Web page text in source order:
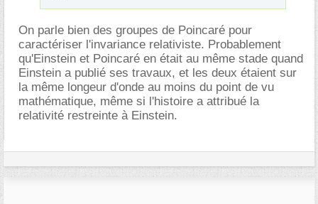
On parle bien des groupes de Poincaré pour
caractériser l'invariance relativiste. Probablement
qu'Einstein et Poincaré en était au même stade quand
Einstein a publié ses travaux, et les deux étaient sur
la même longeur d'onde au moins du point de vu
mathématique, même si l'histoire a attribué la
relativité restreinte à Einstein.